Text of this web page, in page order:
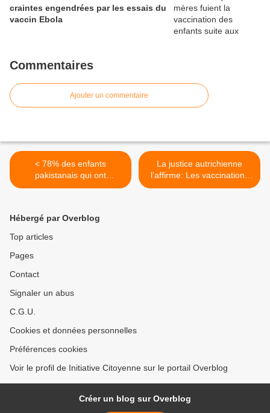
craintes engendrées par les essais du
vaccin Ebola
Commentaires
Ajouter un commentaire
< 78% des enfants
pakistanais qui ont
contracté la polio avaient
La justice autrichienne
l’affirme: Les vaccinations
en milieu scolaire ne sont
Hébergé par Overblog
Top articles
Pages
Contact
Signaler un abus
C.G.U.
Cookies et données personnelles
Préférences cookies
Voir le profil de Initiative Citoyenne sur le portail Overblog
Créer un blog sur Overblog